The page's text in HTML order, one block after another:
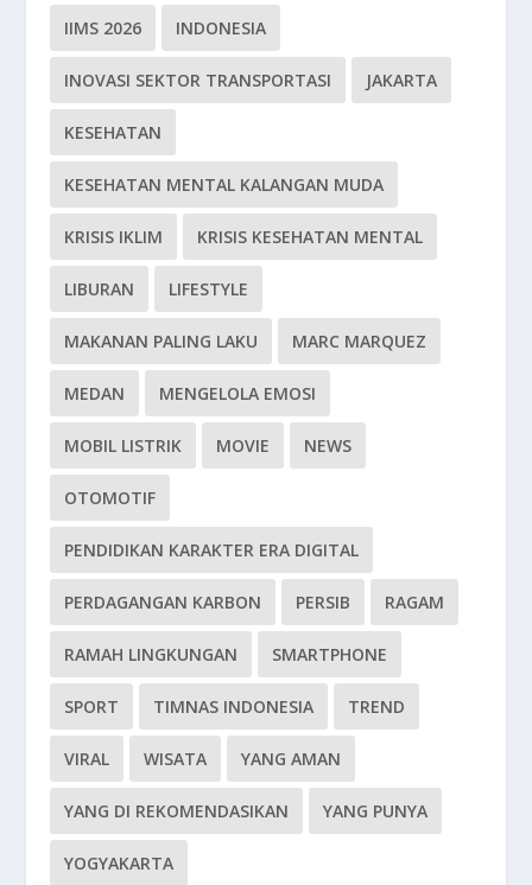
IIMS 2026 INDONESIA
INOVASI SEKTOR TRANSPORTASI JAKARTA
KESEHATAN
KESEHATAN MENTAL KALANGAN MUDA
KRISIS IKLIM KRISIS KESEHATAN MENTAL
LIBURAN LIFESTYLE
MAKANAN PALING LAKU MARC MARQUEZ
MEDAN MENGELOLA EMOSI
MOBIL LISTRIK MOVIE NEWS
OTOMOTIF
PENDIDIKAN KARAKTER ERA DIGITAL
PERDAGANGAN KARBON PERSIB RAGAM
RAMAH LINGKUNGAN SMARTPHONE
SPORT TIMNAS INDONESIA TREND
VIRAL WISATA YANG AMAN
YANG DI REKOMENDASIKAN YANG PUNYA
YOGYAKARTA